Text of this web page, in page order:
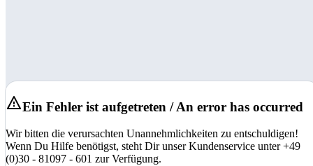
Ein Fehler ist aufgetreten / An error has occurred
Wir bitten die verursachten Unannehmlichkeiten zu entschuldigen!
Wenn Du Hilfe benötigst, steht Dir unser Kundenservice unter +49
(0)30 - 81097 - 601 zur Verfügung.